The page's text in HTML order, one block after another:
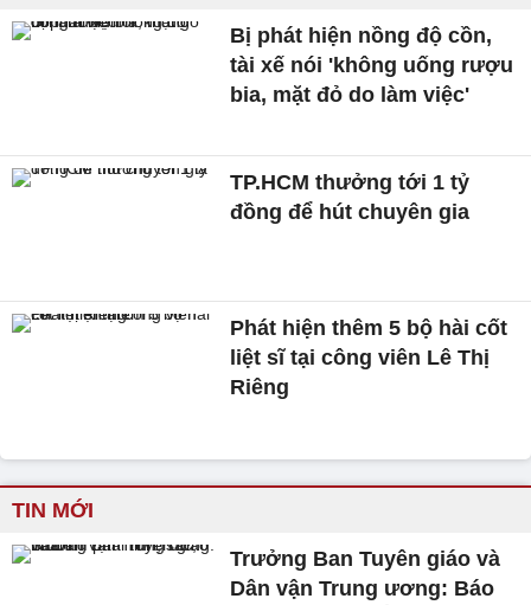
Bị phát hiện nồng độ cồn,
tài xế nói 'không uống rượu
bia, mặt đỏ do làm việc'
TP.HCM thưởng tới 1 tỷ
đồng để hút chuyên gia
Phát hiện thêm 5 bộ hài cốt
liệt sĩ tại công viên Lê Thị
Riêng
TIN MỚI
Trưởng Ban Tuyên giáo và
Dân vận Trung ương: Báo